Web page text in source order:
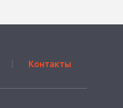
Контакты